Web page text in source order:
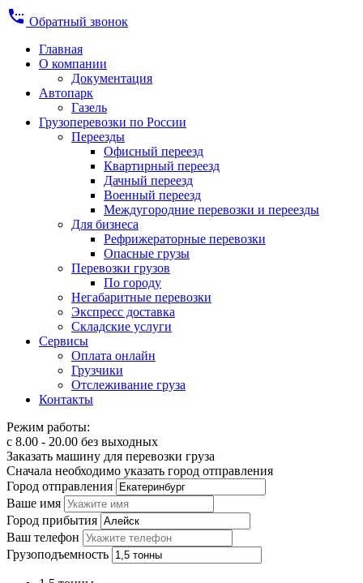
settings_phone Обратный звонок
Главная
О компании
Документация
Автопарк
Газель
Грузоперевозки по России
Переезды
Офисный переезд
Квартирный переезд
Дачный переезд
Военный переезд
Междугородние перевозки и переезды
Для бизнеса
Рефрижераторные перевозки
Опасные грузы
Перевозки грузов
По городу
Негабаритные перевозки
Экспресс доставка
Складские услуги
Сервисы
Оплата онлайн
Грузчики
Отслеживание груза
Контакты
Режим работы:
с 8.00 - 20.00 без выходных
Заказать машину для перевозки груза
Сначала необходимо указать город отправления
Город отправления
Ваше имя
Город прибытия
Ваш телефон
Грузоподъемность